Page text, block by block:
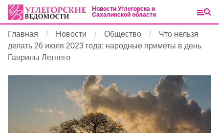
Новости Углегорска и
Сахалинской области
Главная Новости Общество
Что нельзя
делать 26 июля 2023 года: народные приметы в день
Гаврилы Летнего